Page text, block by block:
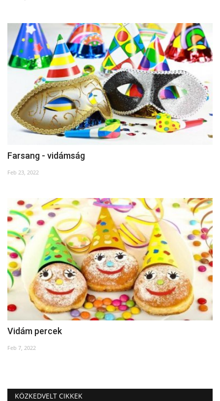
Történelem
Egészség
Gazdaság
Művészet
Sajtó
Humor
Napló postája
Galéria
Újság Archívum
Emlékezzünk †
Nyelv
Farsang - vidámság
Feb 23, 2022
Vidám percek
Feb 7, 2022
KÖZKEDVELT CIKKEK